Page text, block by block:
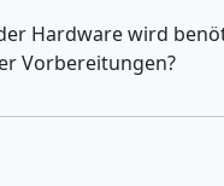
Hardware wird
Vorbereitungen?